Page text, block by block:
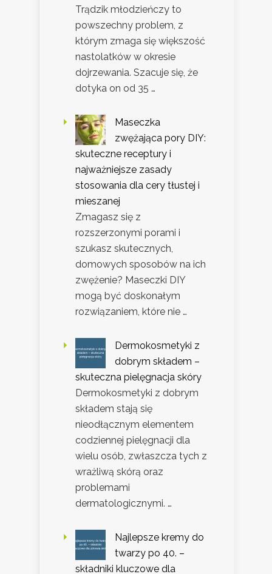
Trądzik młodzieńczy to
powszechny problem, z
którym zmaga się większość
nastolatków w okresie
dojrzewania. Szacuje się, że
dotyka on od 35 …
Maseczka
zwężająca pory DIY:
skuteczne receptury i
najważniejsze zasady
stosowania dla cery tłustej i
mieszanej
Zmagasz się z
rozszerzonymi porami i
szukasz skutecznych,
domowych sposobów na ich
zwężenie? Maseczki DIY
mogą być doskonałym
rozwiązaniem, które nie …
Dermokosmetyki z
dobrym składem –
skuteczna pielęgnacja skóry
Dermokosmetyki z dobrym
składem stają się
nieodłącznym elementem
codziennej pielęgnacji dla
wielu osób, zwłaszcza tych z
wrażliwą skórą oraz
problemami
dermatologicznymi. …
Najlepsze kremy do
twarzy po 40. –
składniki kluczowe dla